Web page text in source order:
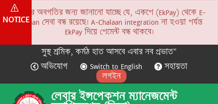
NOTICE
সকলের অবগতির জন্য জানানো যাচ্ছে যে, একপে (EkPay) থেকে E-
Chalaan সেবা বন্ধ রয়েছে। A-Chalaan integration না হওয়া পর্যন্ত
EkPay দিয়ে পেমেন্ট বন্ধ থাকবে।
সুস্থ শ্রমিক, কর্মঠ হাত আসবে এবার নব প্রভাত”
অভিযোগ
Switch to English
সহায়তা
লগইন
লেবার ইন্সপেকশন ম্যানেজমেন্ট